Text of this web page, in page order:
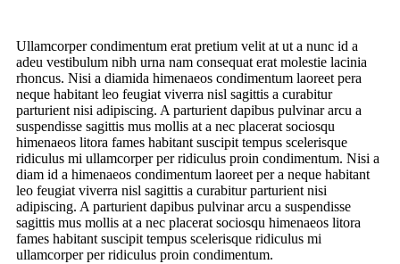
Ullamcorper condimentum erat pretium velit at ut a nunc id a
adeu vestibulum nibh urna nam consequat erat molestie lacinia
rhoncus. Nisi a diamida himenaeos condimentum laoreet pera
neque habitant leo feugiat viverra nisl sagittis a curabitur
parturient nisi adipiscing. A parturient dapibus pulvinar arcu a
suspendisse sagittis mus mollis at a nec placerat sociosqu
himenaeos litora fames habitant suscipit tempus scelerisque
ridiculus mi ullamcorper per ridiculus proin condimentum. Nisi a
diam id a himenaeos condimentum laoreet per a neque habitant
leo feugiat viverra nisl sagittis a curabitur parturient nisi
adipiscing. A parturient dapibus pulvinar arcu a suspendisse
sagittis mus mollis at a nec placerat sociosqu himenaeos litora
fames habitant suscipit tempus scelerisque ridiculus mi
ullamcorper per ridiculus proin condimentum.